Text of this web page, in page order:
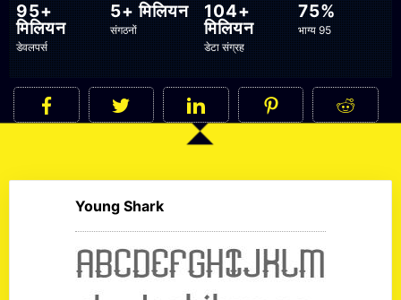
95+
मिलियन
डेवलपर्स
5+ मिलियन
संगठनों
104+
मिलियन
डेटा संग्रह
75%
भाग्य 95
Young Shark